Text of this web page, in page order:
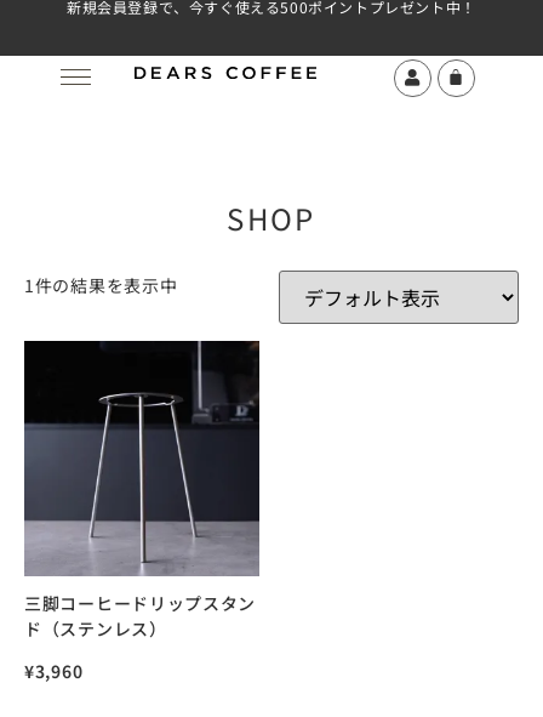
新規会員登録で、今すぐ使える500ポイントプレゼント中！
SHOP
1件の結果を表示中
三脚コーヒードリップスタン
ド（ステンレス）
¥3,960